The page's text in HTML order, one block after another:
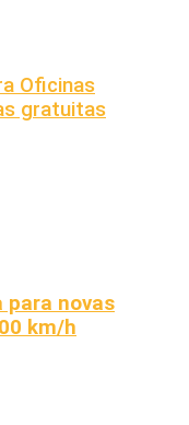
Oficinas
gratuitas
para novas
km/h